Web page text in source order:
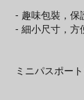
- 趣味包裝，保
- 細小尺寸，方
ミニパスポー